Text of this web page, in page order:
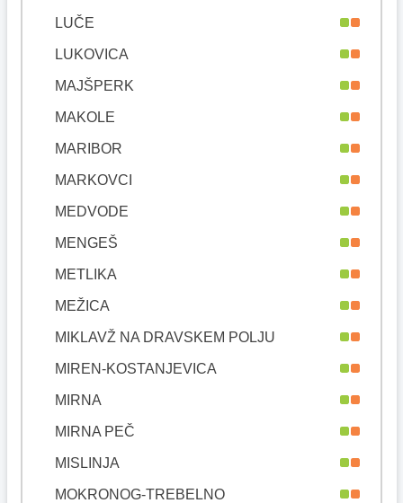
LUČE
LUKOVICA
MAJŠPERK
MAKOLE
MARIBOR
MARKOVCI
MEDVODE
MENGEŠ
METLIKA
MEŽICA
MIKLAVŽ NA DRAVSKEM POLJU
MIREN-KOSTANJEVICA
MIRNA
MIRNA PEČ
MISLINJA
MOKRONOG-TREBELNO